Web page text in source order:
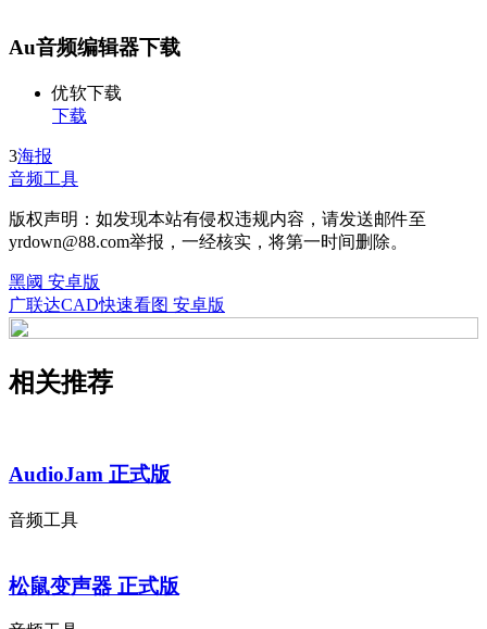
Au音频编辑器下载
优软下载
下载
3海报
音频工具
版权声明：如发现本站有侵权违规内容，请发送邮件至
yrdown@88.com举报，一经核实，将第一时间删除。
黑阈 安卓版
广联达CAD快速看图 安卓版
相关推荐
AudioJam 正式版
音频工具
松鼠变声器 正式版